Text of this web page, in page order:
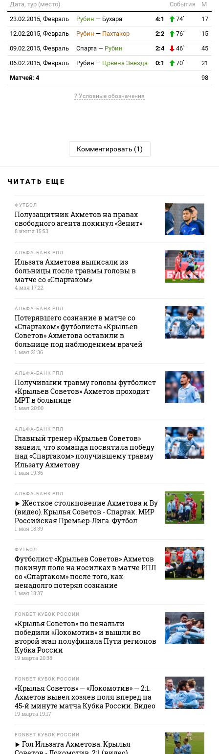
Дата, тур (место) События
М
23.02.2015, Февраль
Рубин — Бухара 4:1 74`
17
12.02.2015, Февраль
Рубин — Пахтакор 2:2 76`
15
09.02.2015, Февраль
Спарта — Рубин 2:4 46`
45
06.02.2015, Февраль
Рубин — Црвена Звезда 0:1 70`
21
Матчей: 4
98
? Условные обозначения
Комментировать (1)
ЧИТАТЬ ЕЩЕ
ФУТБОЛ
Полузащитник Ахметов на правах
свободного агента покинул «Зенит»
8 июня 15:53
АЛЬФА-БАНК РПЛ
Ильзата Ахметова выписали из
больницы после травмы головы в
матче со «Спартаком»
4 мая 17:22
АЛЬФА-БАНК РПЛ
Потерявшего сознание в матче со
«Спартаком» футболиста «Крыльев
Советов» Ахметова оставили в
больнице под наблюдением врачей
1 мая 21:36
АЛЬФА-БАНК РПЛ
Получивший травму головы футболист
«Крыльев Советов» Ахметов проходит
МРТ в больнице
1 мая 20:00
АЛЬФА-БАНК РПЛ
Главный тренер «Крыльев Советов»
заявил, что команда посвятила победу
над «Спартаком» получившему травму
Ильзату Ахметову
1 мая 19:36
АЛЬФА-БАНК РПЛ
Жесткое столкновение Ахметова и Ву
(видео). Крылья Советов - Спартак. МИР
Российская Премьер-Лига. Футбол
1 мая 18:39
ФУТБОЛ
Футболист «Крыльев Советов» Ахметов
покинул поле на носилках в матче РПЛ
со «Спартаком» после того, как
ненадолго потерял сознание
1 мая 18:37
FONBET КУБОК РОССИИ
«Крылья Советов» по пенальти
победили «Локомотив» и вышли во
второй этап полуфинала Пути регионов
Кубка России
19 марта 20:38
FONBET КУБОК РОССИИ
«Крылья Советов» — «Локомотив» — 2:1.
Ахметов вывел хозяев поля вперед на
45‑й минуте матча Кубка России. Видео
19 марта 19:17
FONBET КУБОК РОССИИ
Гол Ильзата Ахметова. Крылья